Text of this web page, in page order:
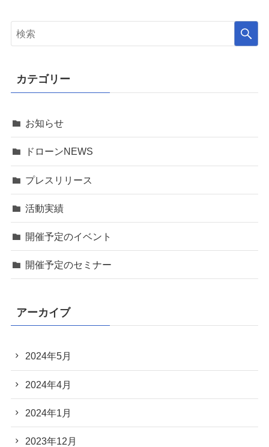
カテゴリー
お知らせ
ドローンNEWS
プレスリリース
活動実績
開催予定のイベント
開催予定のセミナー
アーカイブ
2024年5月
2024年4月
2024年1月
2023年12月